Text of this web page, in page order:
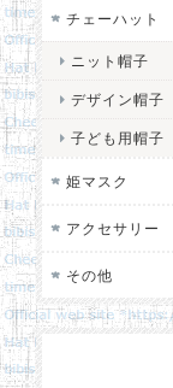
チェーハット
ニット帽子
デザイン帽子
子ども用帽子
姫マスク
アクセサリー
その他